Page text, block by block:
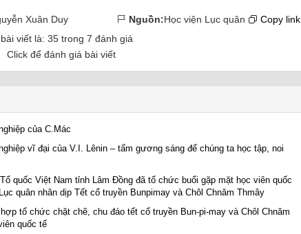
Xuân Duy Nguồn:Học viện Lục quân
Copy link
viết là: 35trong 7 đánh giá
Click để đánh giá bài viết
của C.Mác
vĩ đại của V.I. Lênin – tấm gương sáng để chúng ta học tập, noi
quốc Việt Nam tỉnh Lâm Đồng đã tổ chức buổi gặp mặt học viên quốc
quân nhân dịp Tết cổ truyền Bunpimay và Chôl Chnăm Thmây
tổ chức chặt chẽ, chu đáo tết cổ truyền Bun-pi-may và Chôl Chnăm
quốc tế